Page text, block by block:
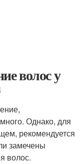
волос у
Однако, для
рекомендуется
замечены
волос.